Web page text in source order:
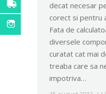
decat necesar
corect si pentru
Fata de
diversele
curatat cat mai
treaba care sa
impotriva…